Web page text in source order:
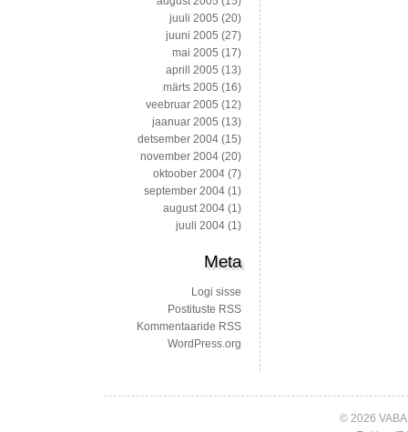
juuli 2005 (20)
juuni 2005 (27)
mai 2005 (17)
aprill 2005 (13)
märts 2005 (16)
veebruar 2005 (12)
jaanuar 2005 (13)
detsember 2004 (15)
november 2004 (20)
oktoober 2004 (7)
september 2004 (1)
august 2004 (1)
juuli 2004 (1)
Meta
Logi sisse
Postituste RSS
Kommentaaride RSS
WordPress.org
© 2026